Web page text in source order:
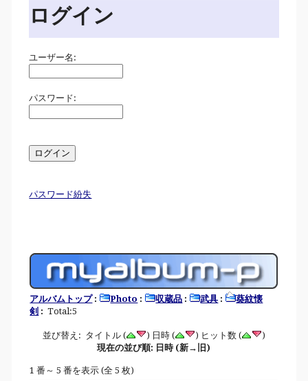
ログイン
ユーザー名:
パスワード:
パスワード紛失
アルバムトップ: Photo : 収蔵品 : 武具 :
葵紋懐
剣 : Total:5
並び替え: タイトル ( ) 日時 ( ) ヒット数 (
)
現在の並び順: 日時 (新→旧)
1 番～ 5 番を表示 (全 5 枚)